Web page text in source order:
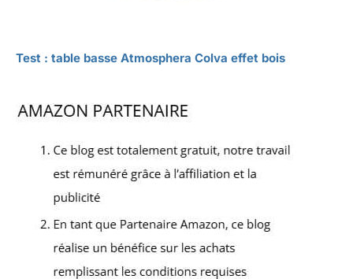
Test : table basse Atmosphera Colva effet bois